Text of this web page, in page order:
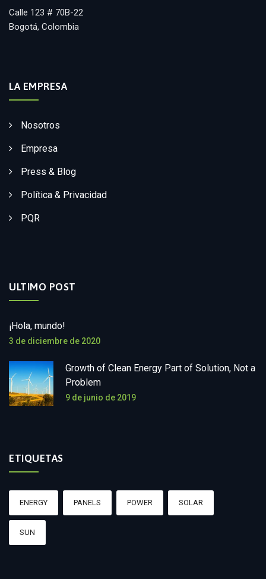
Calle 123 # 70B-22
Bogotá, Colombia
LA EMPRESA
Nosotros
Empresa
Press & Blog
Política & Privacidad
PQR
ULTIMO POST
¡Hola, mundo!
3 de diciembre de 2020
Growth of Clean Energy Part of Solution, Not a
Problem
9 de junio de 2019
ETIQUETAS
ENERGY PANELS POWER SOLAR
SUN